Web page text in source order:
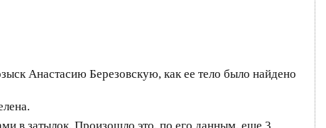
Анастасию Березовскую, как ее тело было найдено